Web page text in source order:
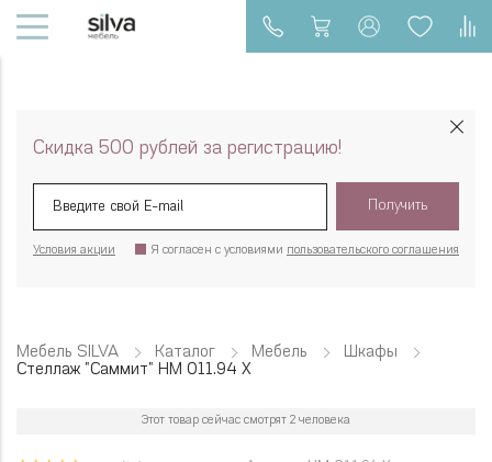
Скидка 500 рублей за регистрацию!
Получить
Я согласен с условиями пользовательского соглашения
Условия акции
Мебель SILVA Каталог Мебель
Шкафы
Стеллаж "Саммит" НМ 011.94 Х
Этот товар сейчас смотрят 2 человека